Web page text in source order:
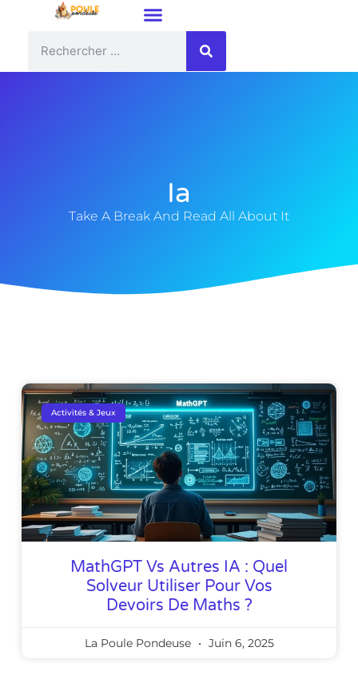
Ia
Take A Break And Read All About It
Activités & Jeux
MathGPT Vs Autres IA : Quel
Solveur Utiliser Pour Vos
Devoirs De Maths ?
La Poule Pondeuse Juin 6, 2025